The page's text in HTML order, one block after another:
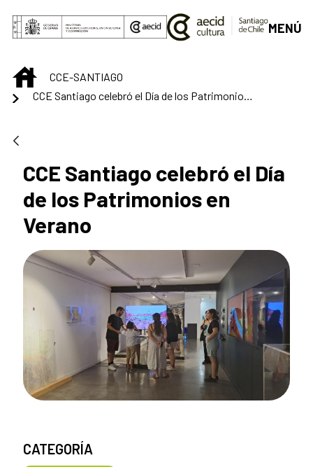
Saltar al contenido principal
MENÚ
INICIOCCE-SANTIAGO
CCE Santiago celebró el Día
de los Patrimonios en
Verano
CATEGORÍA